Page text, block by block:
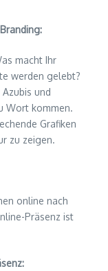
macht Ihr
werden gelebt?
und
Wort kommen.
Grafiken
zu zeigen.
online nach
Präsenz ist